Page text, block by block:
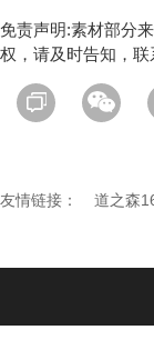
免责声明:素材部分
权，请及时告知，联
友情链接： 道之森